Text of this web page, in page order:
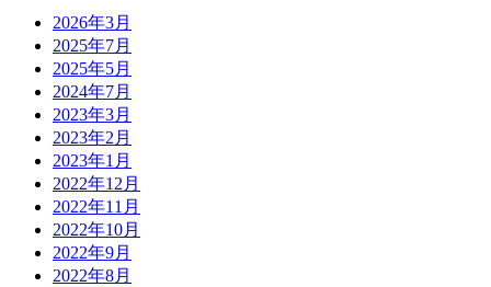
2026年3月
2025年7月
2025年5月
2024年7月
2023年3月
2023年2月
2023年1月
2022年12月
2022年11月
2022年10月
2022年9月
2022年8月